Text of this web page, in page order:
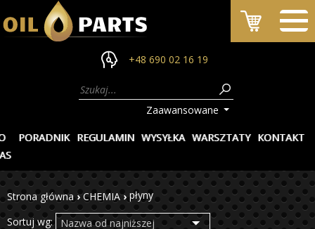
+48 690 02 16 19
Zaawansowane
PORADNIK REGULAMIN WYSYŁKA WARSZTATY KONTAKT
Strona główna › CHEMIA › płyny
Sortuj wg: